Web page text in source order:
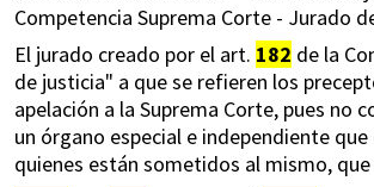
Competencia Suprema Corte - Jurado
El jurado creado por el art. 182 de la
de justicia" a que se refieren los
apelación a la Suprema Corte, pues
un órgano especial e independiente
quienes están sometidos al mismo,